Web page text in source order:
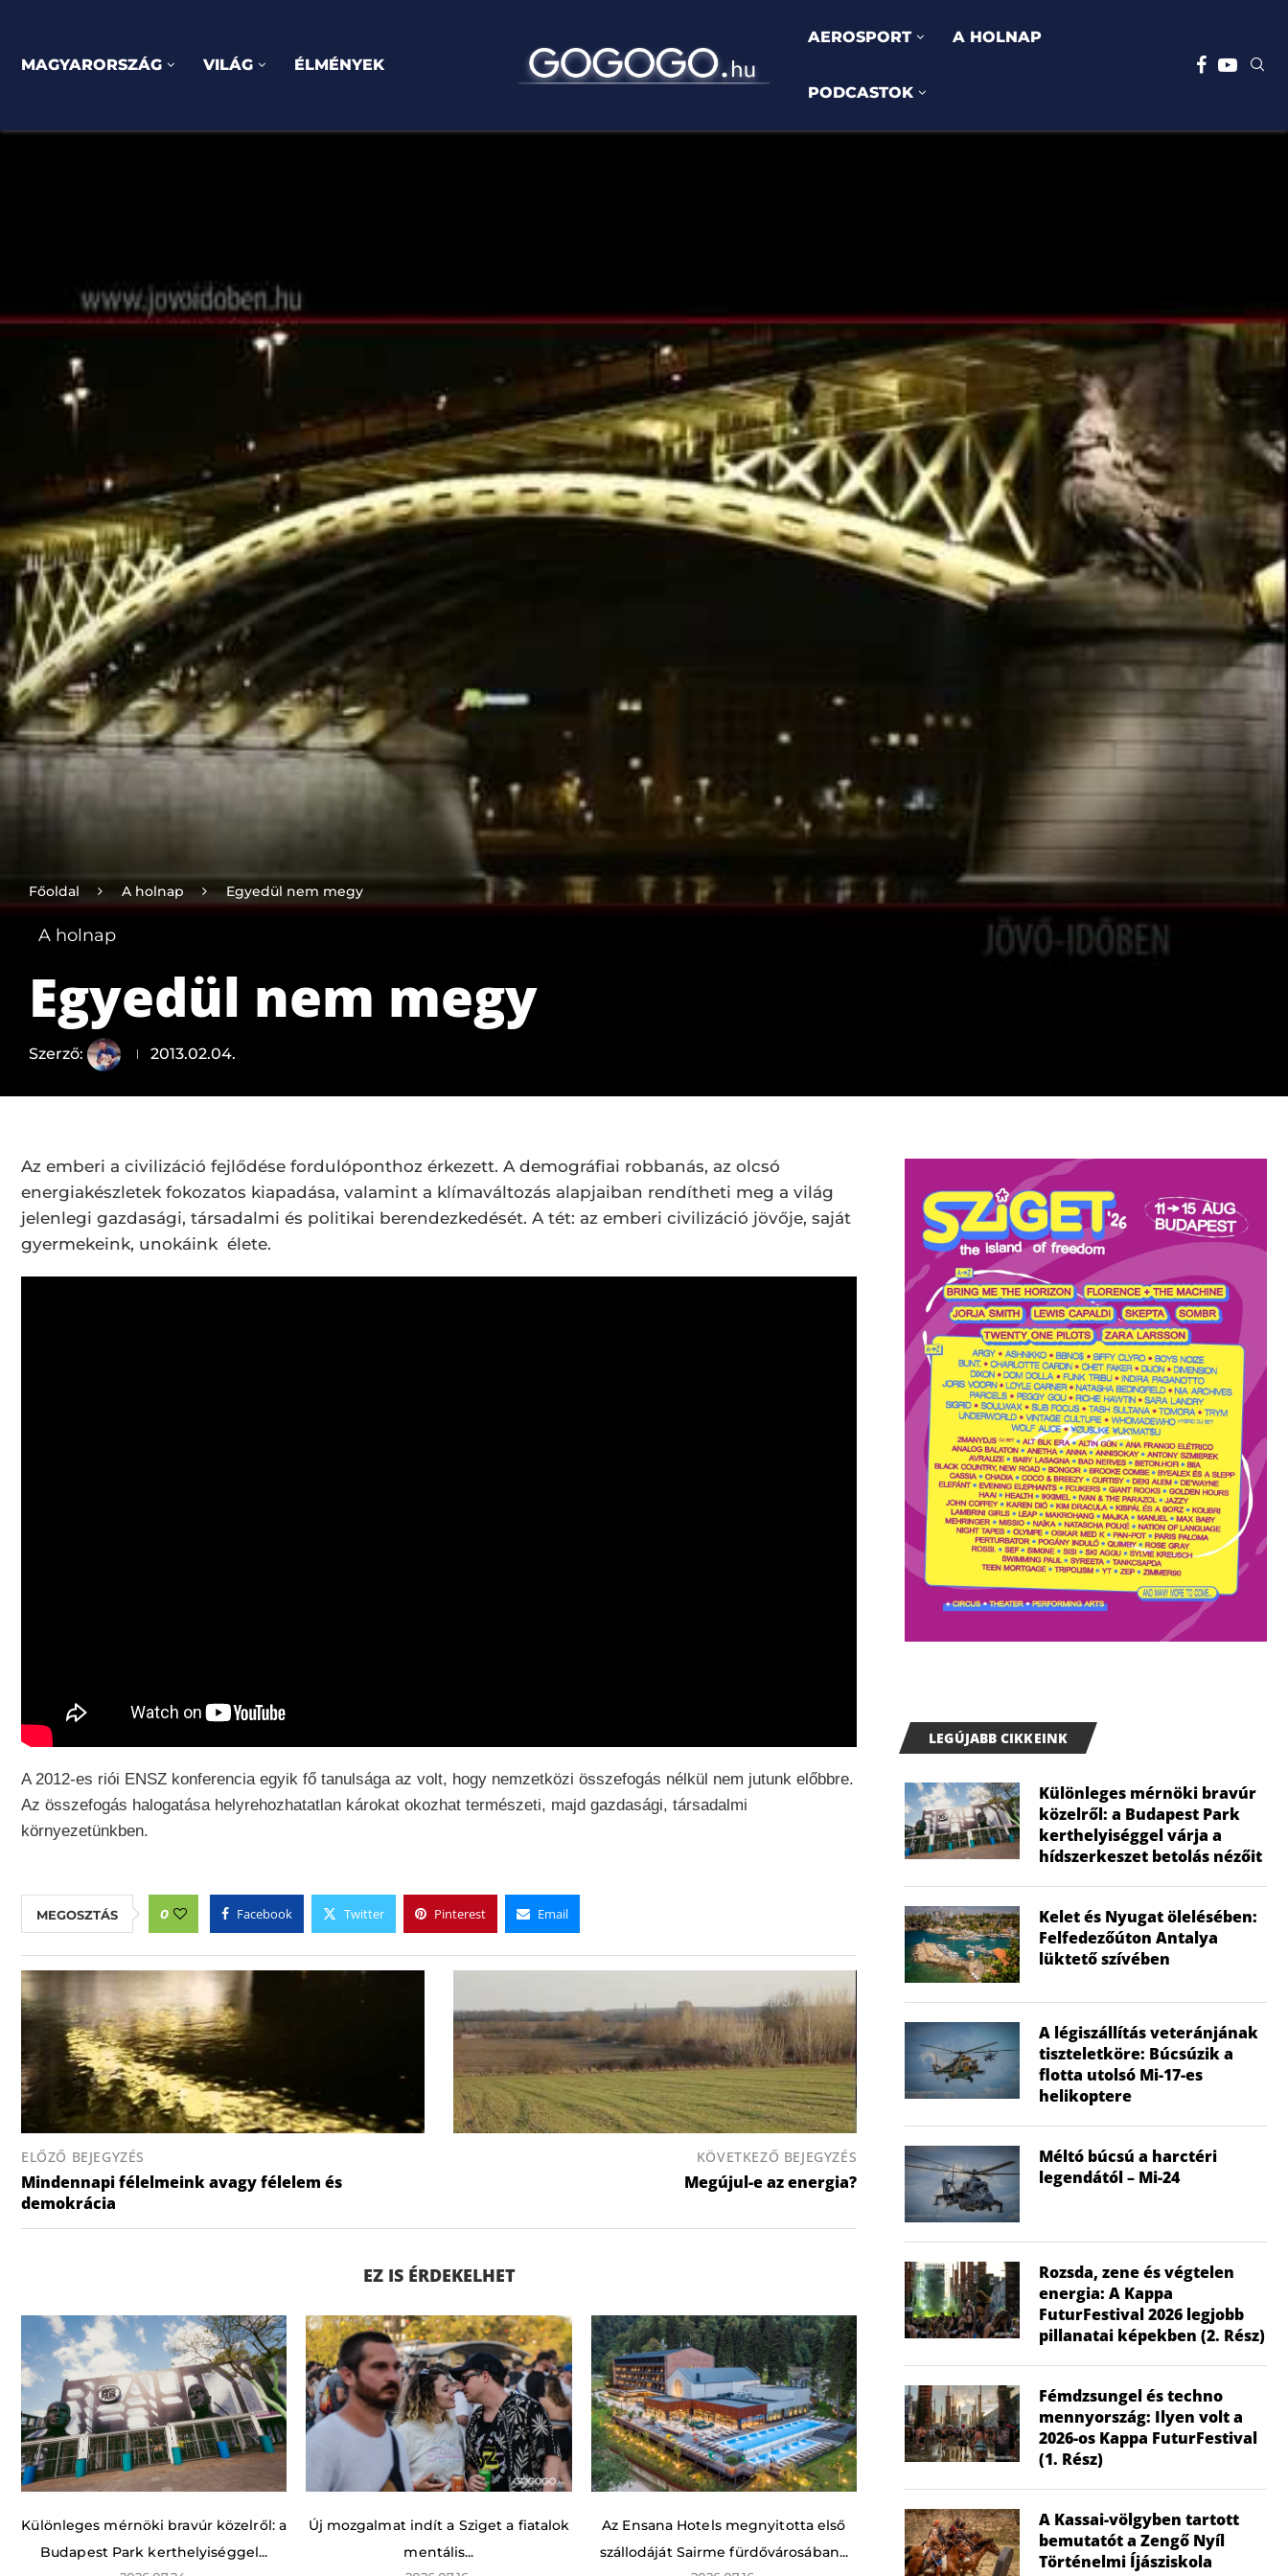
MAGYARORSZÁG VILÁG ÉLMÉNYEK
AEROSPORT A HOLNAP
PODCASTOK
Főoldal A holnap Egyedül nem megy
A holnap
Egyedül nem megy
Szerző: 2013.02.04.
Az emberi a civilizáció fejlődése fordulóponthoz érkezett. A demográfiai robbanás, az olcsó
energiakészletek fokozatos kiapadása, valamint a klímaváltozás alapjaiban rendítheti meg a világ
jelenlegi gazdasági, társadalmi és politikai berendezkedését. A tét: az emberi civilizáció jövője, saját
gyermekeink, unokáink élete.
A 2012-es riói ENSZ konferencia egyik fő tanulsága az volt, hogy nemzetközi összefogás nélkül nem jutunk előbbre.
Az összefogás halogatása helyrehozhatatlan károkat okozhat természeti, majd gazdasági, társadalmi
környezetünkben.
MEGOSZTÁS 0 Facebook Twitter Pinterest Email
ELŐZŐ BEJEGYZÉS
Mindennapi félelmeink avagy félelem és
demokrácia
KÖVETKEZŐ BEJEGYZÉS
Megújul-e az energia?
EZ IS ÉRDEKELHET
Különleges mérnöki bravúr közelről: a
Budapest Park kerthelyiséggel...
Új mozgalmat indít a Sziget a fiatalok
mentális...
Az Ensana Hotels megnyitotta első
szállodáját Sairme fürdővárosában...
Nem a gyerek tehet róla, mégis ő
húzza...
Visszatér a
LEGÚJABB CIKKEINK
Különleges mérnöki bravúr
közelről: a Budapest Park
kerthelyiséggel várja a
hídszerkeszet betolás nézőit
Kelet és Nyugat ölelésében:
Felfedezőúton Antalya
lüktető szívében
A légiszállítás veteránjának
tiszteletköre: Búcsúzik a
flotta utolsó Mi-17-es
helikoptere
Méltó búcsú a harctéri
legendától – Mi-24
Rozsda, zene és végtelen
energia: A Kappa
FuturFestival 2026 legjobb
pillanatai képekben (2. Rész)
Fémdzsungel és techno
mennyország: Ilyen volt a
2026-os Kappa FuturFestival
(1. Rész)
A Kassai-völgyben tartott
bemutatót a Zengő Nyíl
Történelmi Íjásziskola